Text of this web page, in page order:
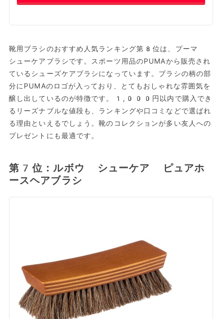
靴用ブラシのおすすめ人気ランキング第8位は、プーマ
シューケアブラシです。スポーツ用品のPUMAから販売され
ているシューズケアブラシになっています。ブラシの柄の部
分にPUMAのロゴが入っており、とてもおしゃれな雰囲気を
醸し出しているのが特徴です。1,000円以内で購入でき
るリーズナブルな値段も、ランキングや口コミなどで選ばれ
る理由といえるでしょう。靴のコレクションが多い友人への
プレゼントにも最適です。
第7位：ルボウ シューケア ピュアホ
ースヘアブラシ